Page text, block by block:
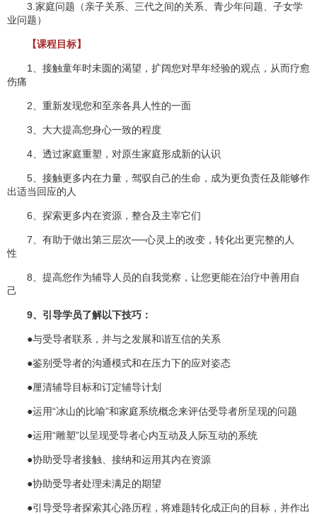
3.家庭问题（亲子关系、三代之间的关系、青少年问题、子女学
业问题）
【课程目标】
1、接触童年时未圆的渴望，扩阔您对早年经验的观点，从而疗愈
伤痛
2、重新发现您和至亲各具人性的一面
3、大大提高您身心一致的程度
4、透过家庭重塑，对原生家庭形成新的认识
5、接触更多内在力量，驾驭自己的生命，成为更负责任及能够作
出适当回应的人
6、探索更多内在资源，整合及主宰它们
7、有助于做出第三层次──心灵上的改变，转化出更完整的人
性
8、提高您作为辅导人员的自我觉察，让您更能在治疗中善用自
己
9、引导学员了解以下技巧：
●与受导者联系，并与之发展和谐互信的关系
●鉴别受导者的沟通模式和在压力下的应对姿态
●厘清辅导目标和订定辅导计划
●运用“冰山的比喻”和家庭系统概念来评估受导者所呈现的问题
●运用“雕塑”以呈现受导者心内互动及人际互动的系统
●协助受导者接触、接纳和运用其内在资源
●协助受导者处理未满足的期望
●引导受导者探索其心路历程，将难题转化成正向的目标，并作出